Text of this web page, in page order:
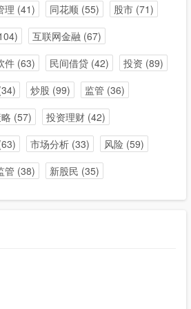
理 (41) 同花顺(55) 股市(71)
互联网金融 (67)
件(63) 民间借贷(42) 投资 (89)
炒股 (99) 监管 (36)
(57) 投资理财(42)
市场分析(33) 风险(59)
管 (38) 新股民 (35)